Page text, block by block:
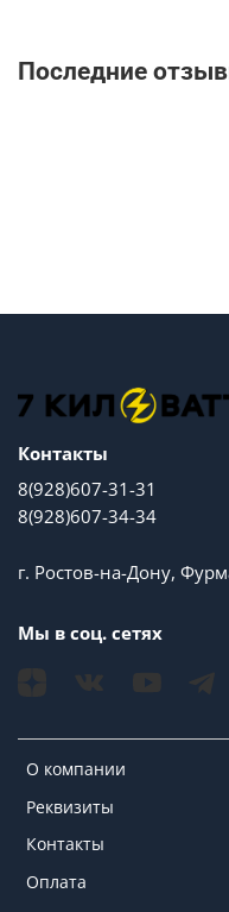
Последние
О компании
Реквизиты
Контакты
Оплата
Контакты
8(928)607-31-31
8(928)607-34-34
г. Ростов-на-Дону,
Мы в соц. сетях